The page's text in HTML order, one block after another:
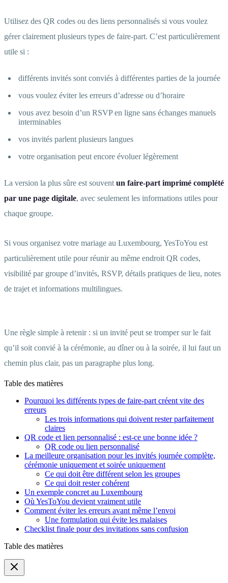
Utilisez des QR codes ou des liens personnalisés si vous voulez
gérer clairement plusieurs types de faire-part. C’est particulièrement
utile si :
différents invités sont conviés à différentes parties de la journée
vous voulez éviter les erreurs d’adresse ou d’horaire
vous avez besoin d’un RSVP en ligne sans échanges manuels
interminables
vos invités parlent plusieurs langues
votre organisation peut encore évoluer légèrement
La version la plus sûre est souvent un faire-part imprimé complété
par une page digitale, avec seulement les informations utiles pour
chaque groupe.
Si vous organisez votre mariage au Luxembourg, YesToYou est
particulièrement utile pour réunir au même endroit QR codes,
visibilité par groupe d’invités, RSVP, détails pratiques de lieu, notes
de trajet et informations multilingues.
Une règle simple à retenir : si un invité peut se tromper sur le fait
qu’il soit convié à la cérémonie, au dîner ou à la soirée, il lui faut un
chemin plus clair, pas un paragraphe plus long.
Table des matières
Pourquoi les différents types de faire-part créent vite des
erreurs
Les trois informations qui doivent rester parfaitement
claires
QR code et lien personnalisé : est-ce une bonne idée ?
QR code ou lien personnalisé
La meilleure organisation pour les invités journée complète,
cérémonie uniquement et soirée uniquement
Ce qui doit être différent selon les groupes
Ce qui doit rester cohérent
Un exemple concret au Luxembourg
Où YesToYou devient vraiment utile
Comment éviter les erreurs avant même l’envoi
Une formulation qui évite les malaises
Checklist finale pour des invitations sans confusion
Table des matières